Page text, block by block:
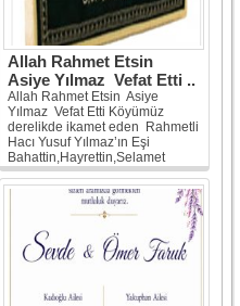
[Devamı]
Allah Rahmet Etsin
Asiye Yılmaz Vefat Etti ..
Allah Rahmet Etsin Asiye
Yılmaz Vefat Etti Köyümüz
derelikde ikamet eden Rahmetli
Hacı Yusuf Yılmaz’ın Eşi
Bahattin,Hayrettin,Selamet
Hatice...[Devamı]